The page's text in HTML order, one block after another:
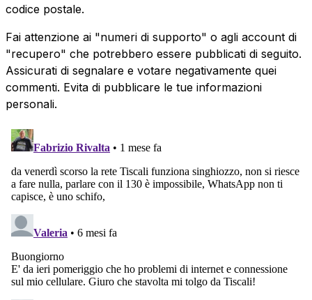
codice postale.
Fai attenzione ai "numeri di supporto" o agli account di
"recupero" che potrebbero essere pubblicati di seguito.
Assicurati di segnalare e votare negativamente quei
commenti. Evita di pubblicare le tue informazioni
personali.